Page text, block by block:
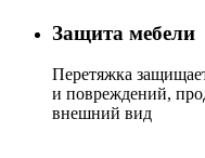
Защита мебели
Перетяжка
и повреждений,
внешний вид